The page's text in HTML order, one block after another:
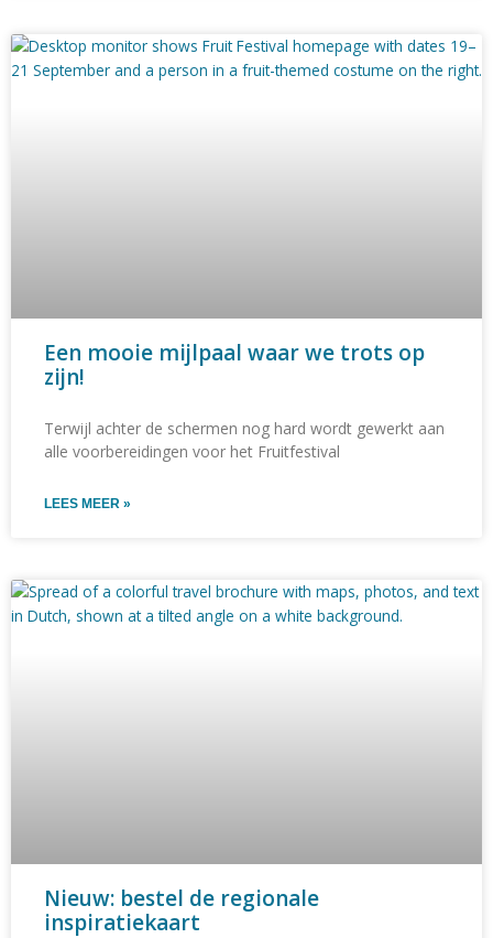
Een mooie mijlpaal waar we trots op
zijn!
Terwijl achter de schermen nog hard wordt gewerkt aan
alle voorbereidingen voor het Fruitfestival
LEES MEER »
Nieuw: bestel de regionale
inspiratiekaart